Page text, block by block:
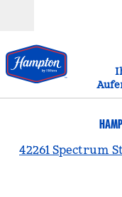
42261 Spectrum